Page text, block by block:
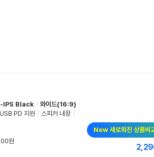
IPS Black / 와이드(16:9)
USB PD 지원 / 스피커 내장 /
원
New 새로워진 상품비